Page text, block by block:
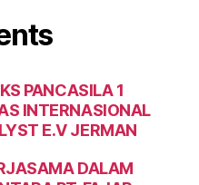
PANCASILA 1
INTERNASIONAL
E.V JERMAN
DALAM